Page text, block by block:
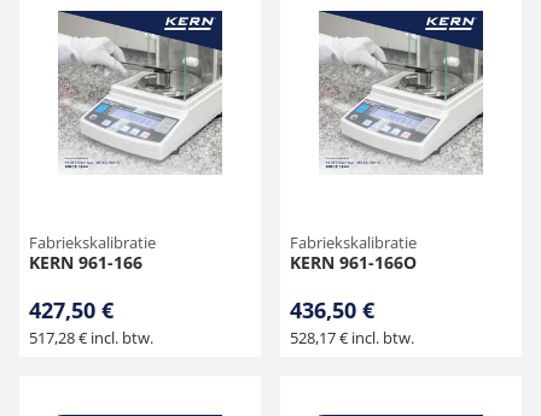
Fabriekskalibratie
KERN 961-166
427,50 €
517,28 € incl. btw.
Fabriekskalibratie
KERN 961-166O
436,50 €
528,17 € incl. btw.